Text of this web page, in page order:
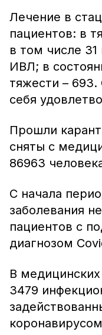
Лечение в
пациентов: в
в том числе
ИВЛ; в
тяжести –
себя
Прошли
сняты с
86963
С начала
заболевания
пациентов с
диагнозом
В медицинских
3479